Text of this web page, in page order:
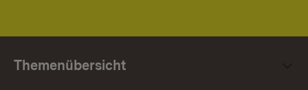
Themenübersicht